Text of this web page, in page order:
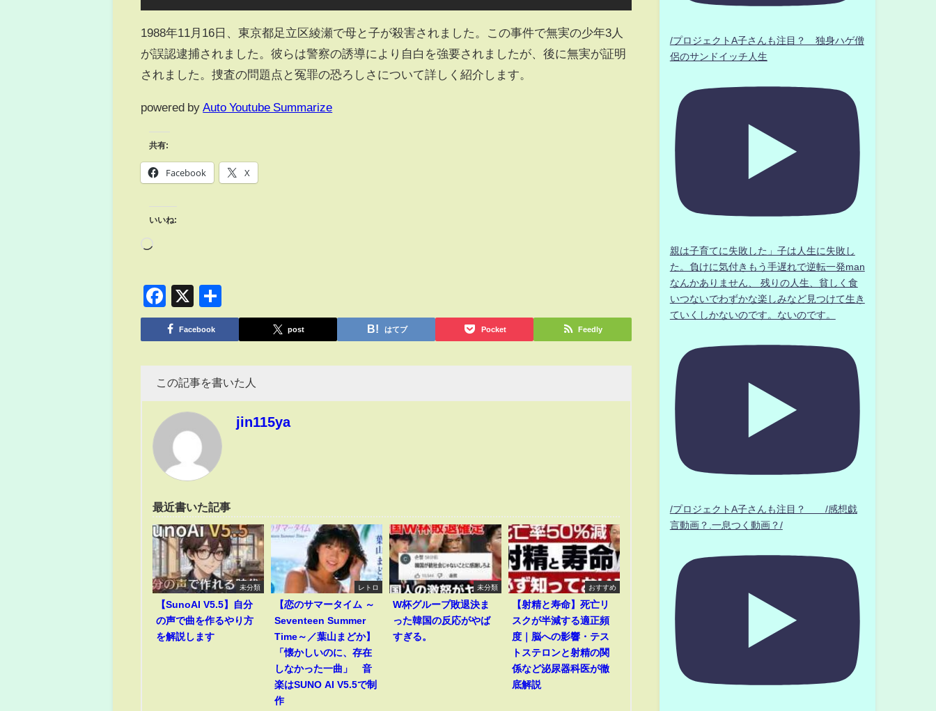
1988年11月16日、東京都足立区綾瀬で母と子が殺害されました。この事件で無実の少年3人
が誤認逮捕されました。彼らは警察の誘導により自白を強要されましたが、後に無実が証明
されました。捜査の問題点と冤罪の恐ろしさについて詳しく紹介します。
powered by Auto Youtube Summarize
共有:
Facebook X
いいね:
Facebook
X
有
Facebook post はてブ Pocket Feedly
この記事を書いた人
jin115ya
最近書いた記事
未分類
【SunoAI V5.5】自分
の声で曲を作るやり方
を解説します
レトロ
【恋のサマータイム ～
Seventeen Summer
Time～／葉山まどか】
「懐かしいのに、存在
しなかった一曲」 音
楽はSUNO AI V5.5で制
作
未分類
W杯グループ敗退決ま
った韓国の反応がやば
すぎる。
おすすめ
【射精と寿命】死亡リ
スクが半減する適正頻
度｜脳への影響・テス
トステロンと射精の関
係など泌尿器科医が徹
底解説
/プロジェクトA子さんも注目？ 独身ハゲ僧
侶のサンドイッチ人生
親は子育てに失敗した」子は人生に失敗し
た。負けに気付きもう手遅れで逆転一発man
なんかありません、 残りの人生、貧しく食
いつないでわずかな楽しみなど見つけて生き
ていくしかないのです。ないのです。
/プロジェクトA子さんも注目？ /感想戯
言動画？.一息つく動画？/